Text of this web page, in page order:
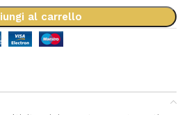
al carrello